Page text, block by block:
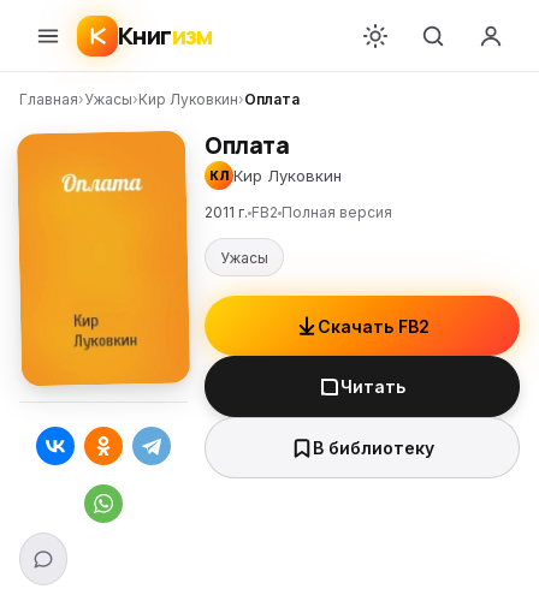
Книгизм
Главная›Ужасы›Кир Луковкин›Оплата
Оплата
КЛ Кир Луковкин
2011 г. FB2 Полная версия
Ужасы
Скачать FB2
Читать
В библиотеку